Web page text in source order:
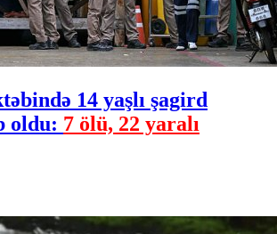
14 yaşlı şagird
oldu: 7 ölü, 22 yaralı